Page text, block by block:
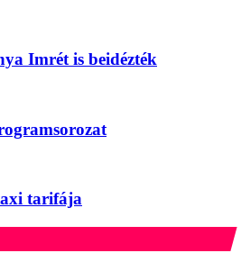
Imrét is beidézték
tarifája